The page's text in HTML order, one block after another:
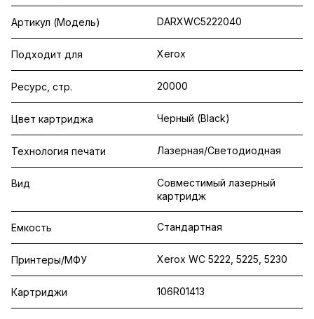
Артикул (Модель) DARXWC5222040
Подходит для Xerox
Ресурс, стр. 20000
Цвет картриджа Черный (Black)
Технология печати Лазерная/Светодиодная
Вид
Совместимый лазерный
картридж
Емкость Стандартная
Принтеры/МФУ Xerox WC 5222, 5225, 5230
Картриджи 106R01413